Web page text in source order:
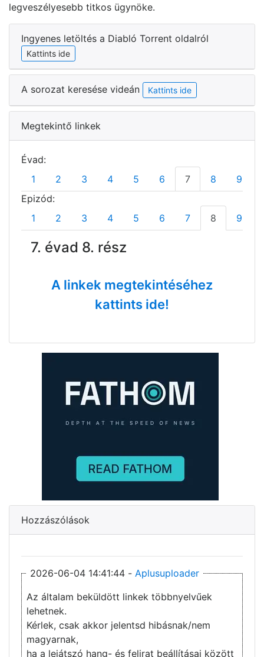
legveszélyesebb titkos ügynöke.
Ingyenes letöltés a Diabló Torrent oldalról
Kattints ide
A sorozat keresése videán Kattints ide
Megtekintő linkek
Évad:
1
2 3 4 5 6 7 8 9
Epizód:
1
2 3 4 5 6 7 8 9
7. évad 8. rész
A linkek megtekintéséhez
kattints ide!
Hozzászólások
2026-06-04 14:41:44 - Aplusuploader
Az általam beküldött linkek többnyelvűek
lehetnek.
Kérlek, csak akkor jelentsd hibásnak/nem
magyarnak,
ha a lejátszó hang- és felirat beállításai között